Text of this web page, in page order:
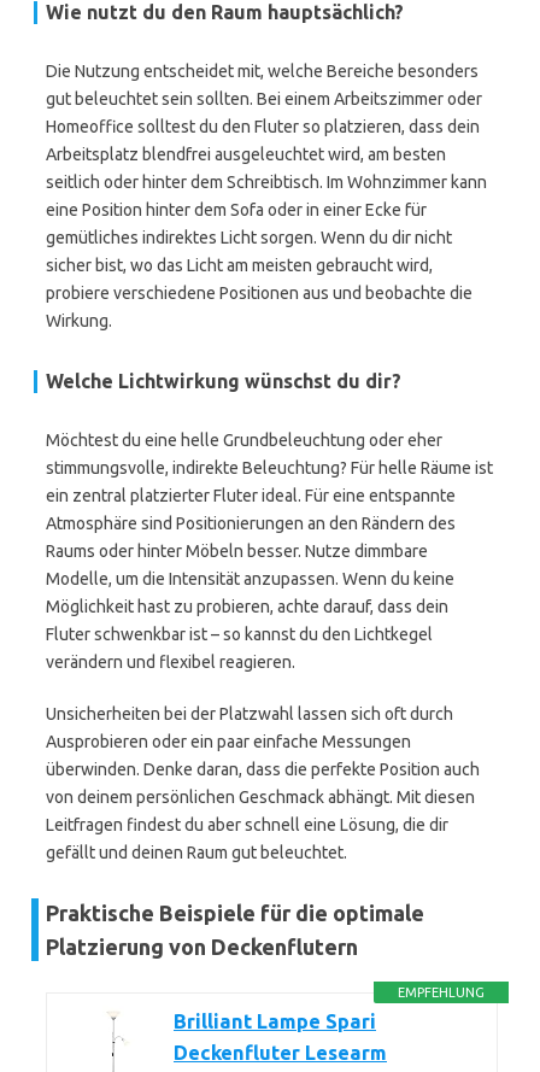
Wie nutzt du den Raum hauptsächlich?
Die Nutzung entscheidet mit, welche Bereiche besonders
gut beleuchtet sein sollten. Bei einem Arbeitszimmer oder
Homeoffice solltest du den Fluter so platzieren, dass dein
Arbeitsplatz blendfrei ausgeleuchtet wird, am besten
seitlich oder hinter dem Schreibtisch. Im Wohnzimmer kann
eine Position hinter dem Sofa oder in einer Ecke für
gemütliches indirektes Licht sorgen. Wenn du dir nicht
sicher bist, wo das Licht am meisten gebraucht wird,
probiere verschiedene Positionen aus und beobachte die
Wirkung.
Welche Lichtwirkung wünschst du dir?
Möchtest du eine helle Grundbeleuchtung oder eher
stimmungsvolle, indirekte Beleuchtung? Für helle Räume ist
ein zentral platzierter Fluter ideal. Für eine entspannte
Atmosphäre sind Positionierungen an den Rändern des
Raums oder hinter Möbeln besser. Nutze dimmbare
Modelle, um die Intensität anzupassen. Wenn du keine
Möglichkeit hast zu probieren, achte darauf, dass dein
Fluter schwenkbar ist – so kannst du den Lichtkegel
verändern und flexibel reagieren.
Unsicherheiten bei der Platzwahl lassen sich oft durch
Ausprobieren oder ein paar einfache Messungen
überwinden. Denke daran, dass die perfekte Position auch
von deinem persönlichen Geschmack abhängt. Mit diesen
Leitfragen findest du aber schnell eine Lösung, die dir
gefällt und deinen Raum gut beleuchtet.
Praktische Beispiele für die optimale
Platzierung von Deckenflutern
EMPFEHLUNG
Brilliant Lampe Spari
Deckenfluter Lesearm